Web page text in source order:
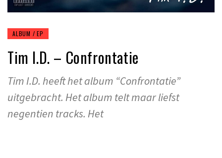
ALBUM / EP
Tim I.D. – Confrontatie
Tim I.D. heeft het album “Confrontatie”
uitgebracht. Het album telt maar liefst
negentien tracks. Het